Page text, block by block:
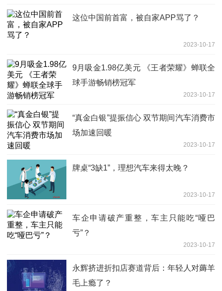
这位中国前首富，被自家APP骂了？
2023-10-17
9月吸金1.98亿美元 《王者荣耀》蝉联全
球手游畅销榜冠军
2023-10-17
“真金白银”提振信心 双节期间汽车消费市
场加速回暖
2023-10-17
牌桌“3缺1”，理想汽车来得太晚？
2023-10-17
车企申请破产重整，车主只能吃“哑巴
亏”？
2023-10-17
永辉挤进折扣店赛道背后：年轻人对薅羊
毛上瘾了？